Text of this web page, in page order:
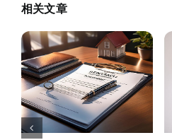
相关文章